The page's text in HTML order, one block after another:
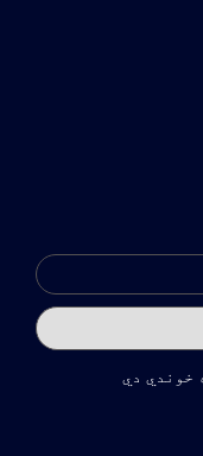
خوندي دي